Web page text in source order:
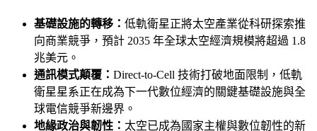
基礎設施的轉移： 低軌衛星正將太空產業從科研探索推
向商業競爭，預計 2035 年全球太空經濟規模將超過 1.8
兆美元。
通訊模式顛覆： Direct-to-Cell 技術打破地面限制，低軌
衛星星系正在成為下一代數位經濟的關鍵基礎設施與全
球電信競爭新邊界。
地緣政治與韌性： 太空已成為國家主權與數位韌性的新